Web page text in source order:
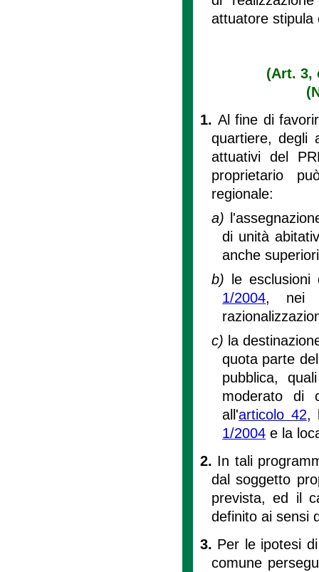
attuatore stipula
(Art. 3,
1. Al fine di
quartiere, degli
attuativi del
proprietario
regionale:
a)
di unità
anche
b)
le
1/2004, nei
c) la
quota parte
pubblica,
moderato di
all'articolo 42,
1/2004 e la
2. In tali
dal soggetto
prevista, ed il
definito ai sensi
3. Per le ipotesi
comune